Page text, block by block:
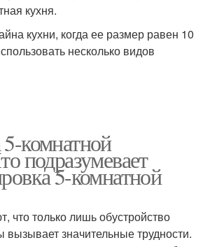
кухня.
кухни, когда ее размер равен 10
несколько видов
комнатной
подразумевает
5-комнатной
что только лишь обустройство
вызывает значительные трудности.